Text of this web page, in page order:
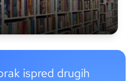
ispred drugih